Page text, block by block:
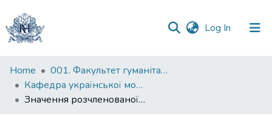
Log In (current)
Communities
&
Collections
Home
001. Факультет гуманітарних наук
Кафедра української мови
Значення розчленованої / нерозчленованої множини в назвах взуття